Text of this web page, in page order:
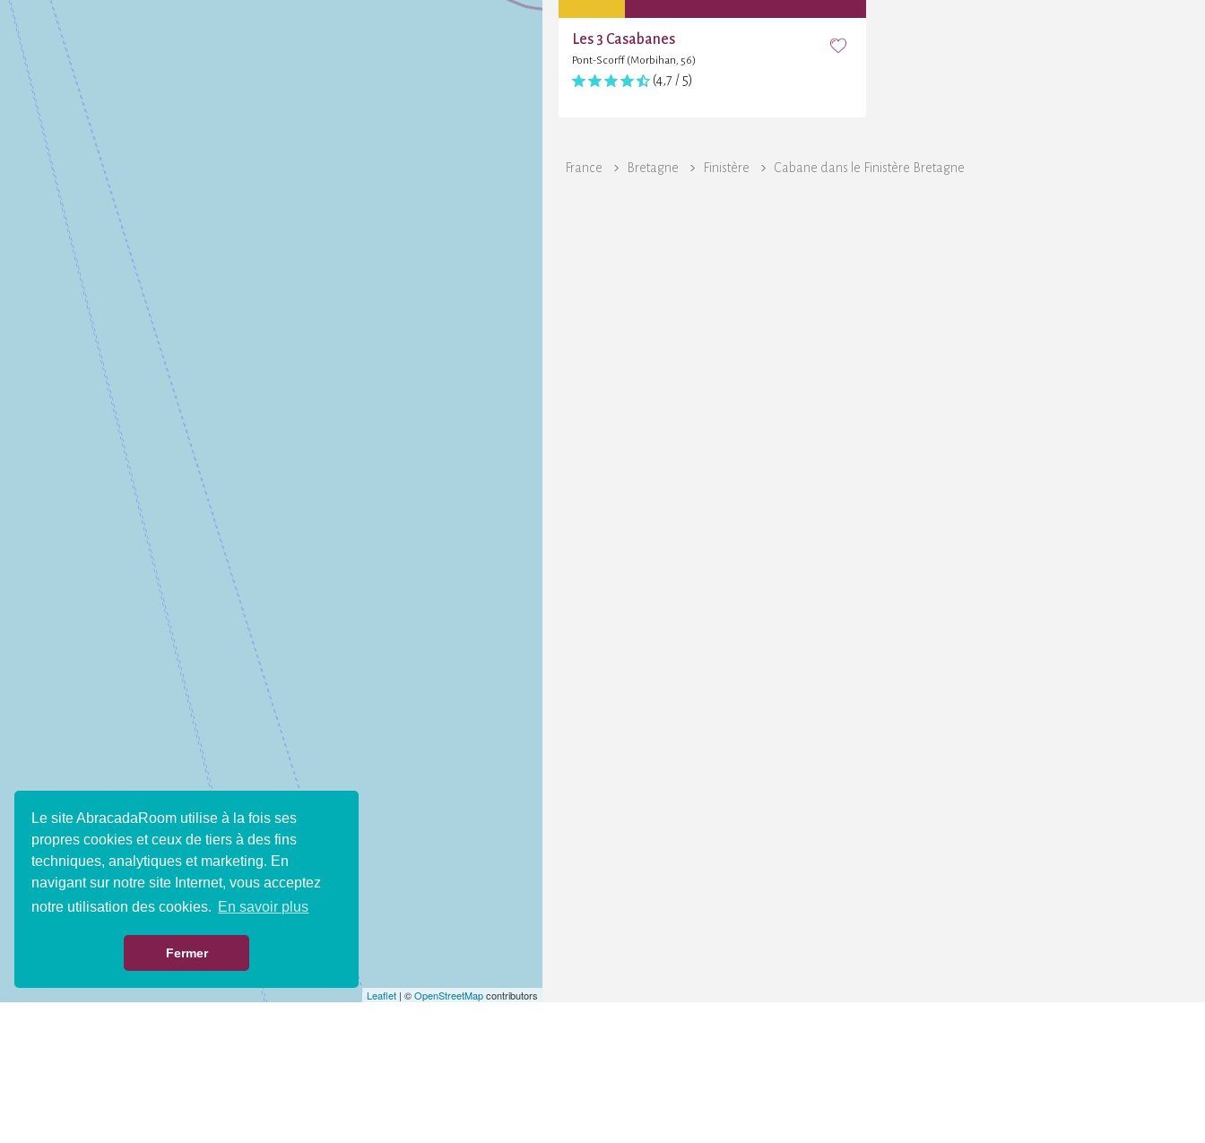
Le site AbracadaRoom utilise à la fois ses
propres cookies et ceux de tiers à des fins
techniques, analytiques et marketing. En
navigant sur notre site Internet, vous acceptez
notre utilisation des cookies. En savoir plus
Fermer
Leaflet| ©OpenStreetMapcontributors
Les 3 Casabanes
Pont-Scorff (Morbihan, 56)
(4,7 / 5)
France Bretagne Finistère Cabane dans le Finistère Bretagne